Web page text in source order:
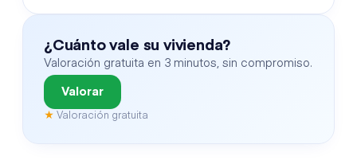
¿Cuánto vale su vivienda?
Valoración gratuita en 3 minutos, sin compromiso.
Valorar
★ Valoración gratuita